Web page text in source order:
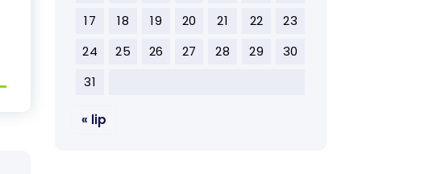
17
18 19 20 21 22
23
24
25 26 27 28 29
30
31
« lip